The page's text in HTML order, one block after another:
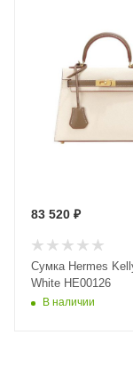
Сумка Hermes
White HE00126
В наличии
83 520 ₽